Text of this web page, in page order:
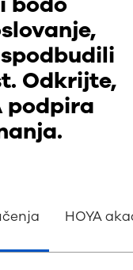
Odkrijte,
podpira
HOYA